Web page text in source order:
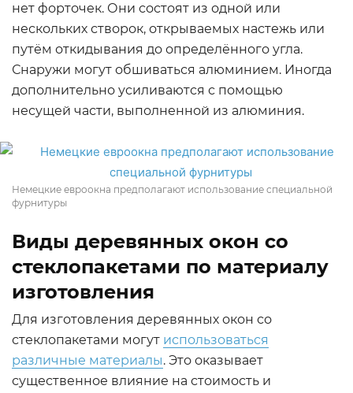
нет форточек. Они состоят из одной или
нескольких створок, открываемых настежь или
путём откидывания до определённого угла.
Снаружи могут обшиваться алюминием. Иногда
дополнительно усиливаются с помощью
несущей части, выполненной из алюминия.
Немецкие евроокна предполагают использование специальной
фурнитуры
Виды деревянных окон со
стеклопакетами по материалу
изготовления
Для изготовления деревянных окон со
стеклопакетами могут использоваться
различные материалы. Это оказывает
существенное влияние на стоимость и